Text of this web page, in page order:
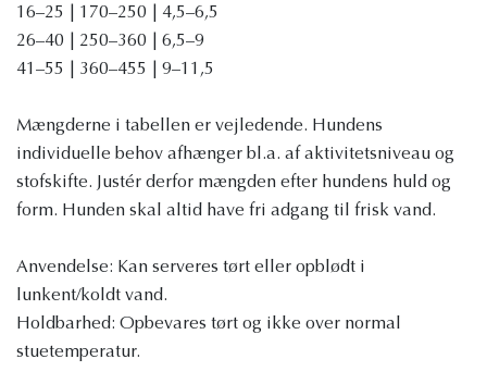
16–25 | 170–250 | 4,5–6,5
26–40 | 250–360 | 6,5–9
41–55 | 360–455 | 9–11,5
Mængderne i tabellen er vejledende. Hundens
individuelle behov afhænger bl.a. af aktivitetsniveau og
stofskifte. Justér derfor mængden efter hundens huld og
form. Hunden skal altid have fri adgang til frisk vand.
Anvendelse: Kan serveres tørt eller opblødt i
lunkent/koldt vand.
Holdbarhed: Opbevares tørt og ikke over normal
stuetemperatur.